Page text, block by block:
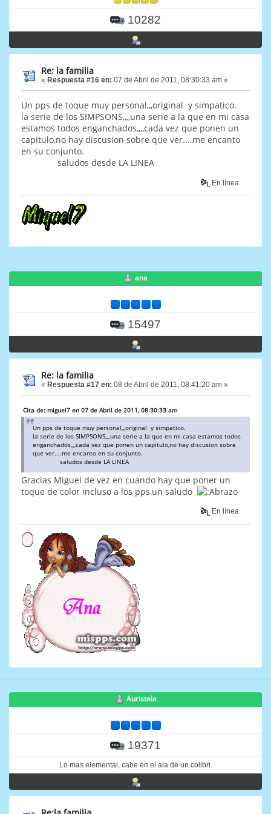
10282
Re: la familia
« Respuesta #16 en: 07 de Abril de 2011, 08:30:33 am »
Un pps de toque muy personal,,,original y simpatico.
la serie de los SIMPSONS,,,,una serie a la que en mi casa
estamos todos enganchados,,,,cada vez que ponen un
capitulo,no hay discusion sobre que ver....me encanto
en su conjunto.
saludos desde LA LINEA
En línea
ana
15497
Re: la familia
« Respuesta #17 en: 08 de Abril de 2011, 08:41:20 am »
Cita de: miguel7 en 07 de Abril de 2011, 08:30:33 am
Un pps de toque muy personal,,,original y simpatico.
la serie de los SIMPSONS,,,,una serie a la que en mi casa estamos todos
enganchados,,,,cada vez que ponen un capitulo,no hay discusion sobre
que ver....me encanto en su conjunto.
saludos desde LA LINEA
Gracias Miguel de vez en cuando hay que poner un
toque de color incluso a los pps,un saludo
En línea
Auristela
19371
Lo mas elemental, cabe en el ala de un colibri.